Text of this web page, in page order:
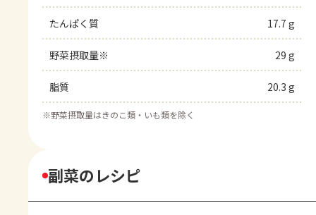
たんぱく質 17.7 g
野菜摂取量※ 29 g
脂質 20.3 g
※野菜摂取量はきのこ類・いも類を除く
副菜のレシピ